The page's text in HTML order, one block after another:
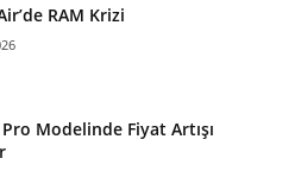
RAM Krizi
Modelinde Fiyat Artışı